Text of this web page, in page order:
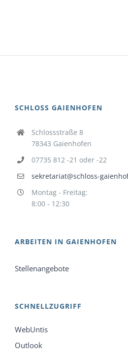
SCHLOSS GAIENHOFEN
Schlossstraße 8
78343 Gaienhofen
07735 812 -21 oder -22
sekretariat@schloss-
Montag - Freitag:
8:00 - 12:30
ARBEITEN IN GAIENHOFEN
Stellenangebote
SCHNELLZUGRIFF
WebUntis
Outlook